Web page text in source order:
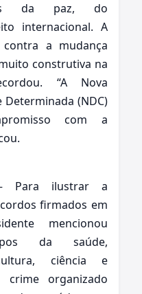
da paz, do
internacional. A
a mudança
construtiva na
“A Nova
(NDC)
com a
ilustrar a
firmados em
mencionou
da saúde,
ciência e
organizado